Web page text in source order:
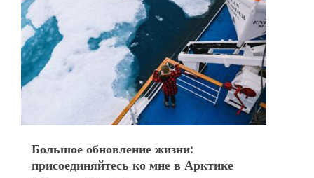
Большое обновление жизни:
присоединяйтесь ко мне в Арктике